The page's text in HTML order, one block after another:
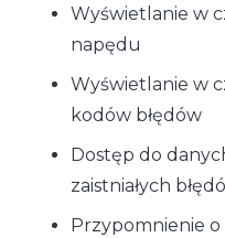
Wyświetlanie w
napędu
Wyświetlanie w
kodów błędów
Dostęp do
zaistniałych
Przypomnienie